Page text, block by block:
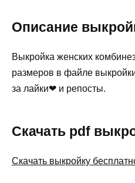
Описание
Выкройка женских
размеров в файле
за лайки❤ и репосты.
Скачать pdf
Скачать выкройку